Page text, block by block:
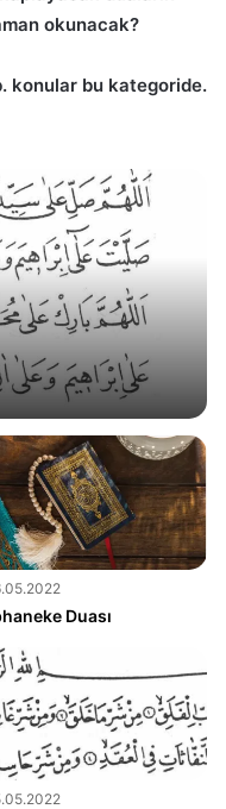
okunacak?
konular bu kategoride.
Duası